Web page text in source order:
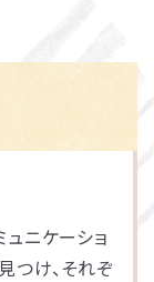
ニケーショ
つけ、それぞ